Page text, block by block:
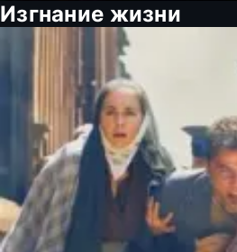
Изгнание жизни